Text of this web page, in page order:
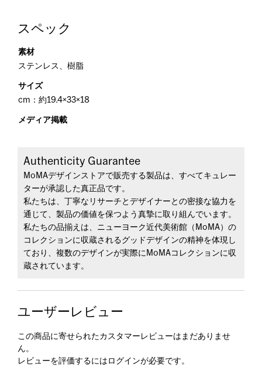
スペック
素材
ステンレス、樹脂
サイズ
cm：約19.4×33×18
メディア掲載
Authenticity Guarantee
MoMAデザインストアで販売する製品は、すべてキュレー
ターが承認した真正品です。
私たちは、丁寧なリサーチとデザイナーとの密接な協力を
通じて、製品の価値を保つよう真摯に取り組んでいます。
私たちの品揃えは、ニューヨーク近代美術館（MoMA）の
コレクションに収蔵されるグッドデザインの精神を体現し
ており、複数のデザインが実際にMoMAコレクションに収
蔵されています。
ユーザーレビュー
この商品に寄せられたカスタマーレビューはまだありませ
ん。
レビューを評価するには ログインが必要です。